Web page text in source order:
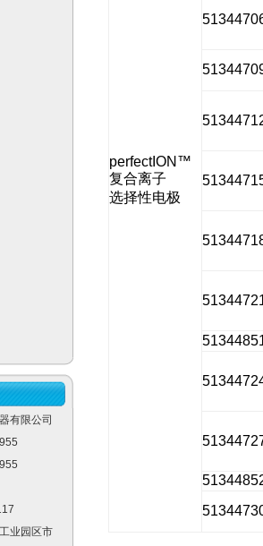
有限公司
业园区市
perfectION™
复合离子
选择性电极